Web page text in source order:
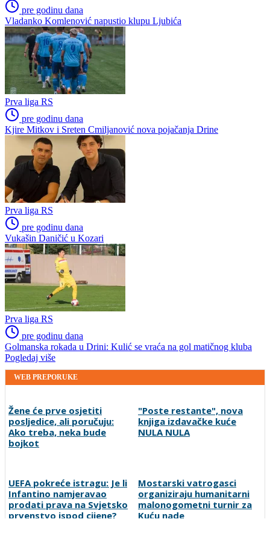
pre godinu dana
Vladanko Komlenović napustio klupu Ljubića
Prva liga RS
pre godinu dana
Kjire Mitkov i Sreten Cmiljanović nova pojačanja Drine
Prva liga RS
pre godinu dana
Vukašin Daničić u Kozari
Prva liga RS
pre godinu dana
Golmanska rokada u Drini: Kulić se vraća na gol matičnog kluba
Pogledaj više
WEB PREPORUKE
posljedice, ali poručuju:
Ako treba, neka bude
bojkot
knjiga izdavačke kuće
NULA NULA